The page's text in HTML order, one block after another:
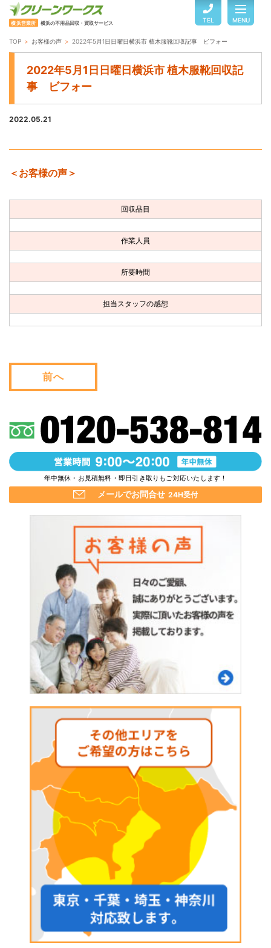
横浜営業所 横浜の不用品回収・買取サービス TEL MENU
TOP
よくある質問
お客様の声
お問い合わせ
会社概要
TOP お客様の声 2022年5月1日日曜日横浜市 植木服靴回収記事 ビフォー
2022年5月1日日曜日横浜市 植木服靴回収記
事 ビフォー
2022.05.21
＜お客様の声＞
回収品目
作業人員
所要時間
担当スタッフの感想
前へ
年中無休・お見積無料・即日引き取りもご対応いたします！
メールでお問合せ 24H受付